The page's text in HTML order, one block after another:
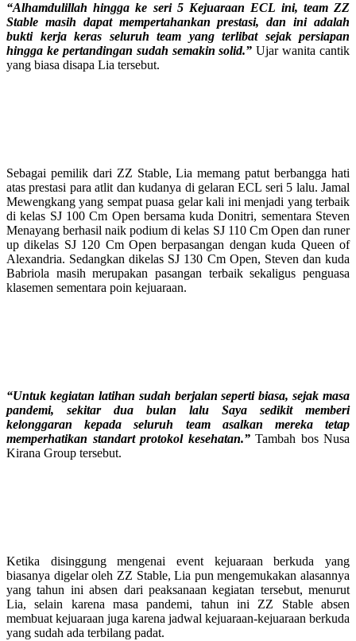
“Alhamdulillah hingga ke seri 5 Kejuaraan ECL ini, team ZZ
Stable masih dapat mempertahankan prestasi, dan ini adalah
bukti kerja keras seluruh team yang terlibat sejak persiapan
hingga ke pertandingan sudah semakin solid.” Ujar wanita cantik
yang biasa disapa Lia tersebut.
Sebagai pemilik dari ZZ Stable, Lia memang patut berbangga hati
atas prestasi para atlit dan kudanya di gelaran ECL seri 5 lalu. Jamal
Mewengkang yang sempat puasa gelar kali ini menjadi yang terbaik
di kelas SJ 100 Cm Open bersama kuda Donitri, sementara Steven
Menayang berhasil naik podium di kelas SJ 110 Cm Open dan runer
up dikelas SJ 120 Cm Open berpasangan dengan kuda Queen of
Alexandria. Sedangkan dikelas SJ 130 Cm Open, Steven dan kuda
Babriola masih merupakan pasangan terbaik sekaligus penguasa
klasemen sementara poin kejuaraan.
“Untuk kegiatan latihan sudah berjalan seperti biasa, sejak masa
pandemi, sekitar dua bulan lalu Saya sedikit memberi
kelonggaran kepada seluruh team asalkan mereka tetap
memperhatikan standart protokol kesehatan.”Tambah bos Nusa
Kirana Group tersebut.
Ketika disinggung mengenai event kejuaraan berkuda yang
biasanya digelar oleh ZZ Stable, Lia pun mengemukakan alasannya
yang tahun ini absen dari peaksanaan kegiatan tersebut, menurut
Lia, selain karena masa pandemi, tahun ini ZZ Stable absen
membuat kejuaraan juga karena jadwal kejuaraan-kejuaraan berkuda
yang sudah ada terbilang padat.